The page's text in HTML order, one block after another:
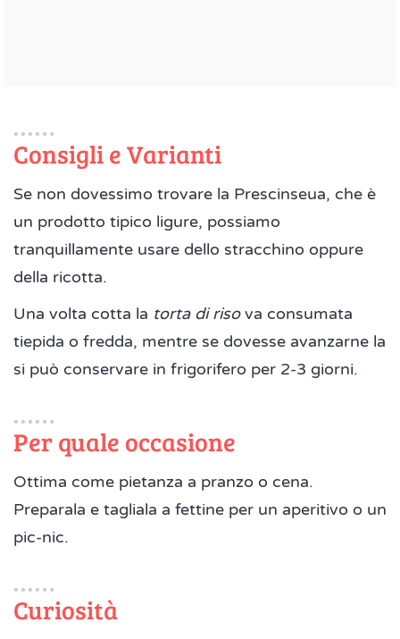
Consigli e Varianti
Se non dovessimo trovare la Prescinseua, che è
un prodotto tipico ligure, possiamo
tranquillamente usare dello stracchino oppure
della ricotta.
Una volta cotta la torta di risova consumata
tiepida o fredda, mentre se dovesse avanzarne la
si può conservare in frigorifero per 2-3 giorni.
Per quale occasione
Ottima come pietanza a pranzo o cena.
Preparala e tagliala a fettine per un aperitivo o un
pic-nic.
Curiosità